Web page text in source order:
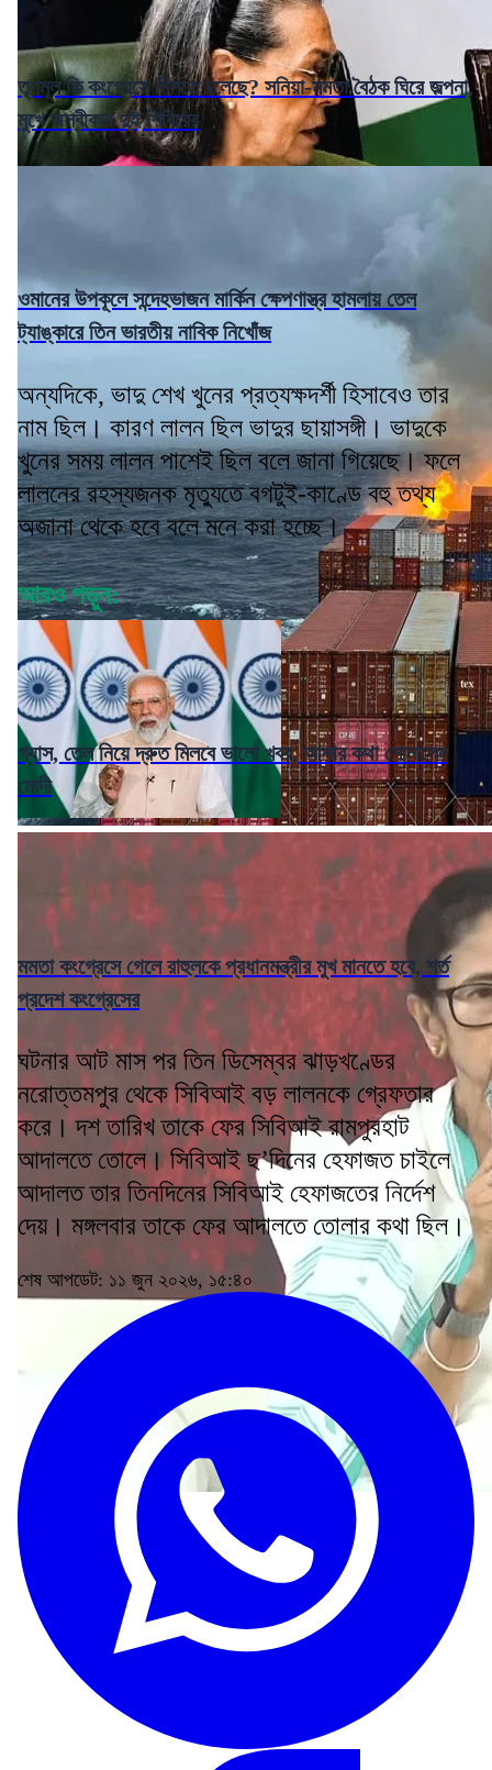
তৃণমূল কি কংগ্রেসে মিশতে চলেছে? সনিয়া-মমতা বৈঠক ঘিরে জল্পনা,
মুখে অস্বীকার দুই শিবিরের
ওমানের উপকূলে সন্দেহভাজন মার্কিন ক্ষেপণাস্ত্র হামলায় তেল
ট্যাঙ্কারে তিন ভারতীয় নাবিক নিখোঁজ
অন্যদিকে, ভাদু শেখ খুনের প্রত্যক্ষদর্শী হিসাবেও তার
নাম ছিল। কারণ লালন ছিল ভাদুর ছায়াসঙ্গী। ভাদুকে
খুনের সময় লালন পাশেই ছিল বলে জানা গিয়েছে। ফলে
লালনের রহস্যজনক মৃত্যুতে বগটুই-কাণ্ডে বহু তথ্য
অজানা থেকে হবে বলে মনে করা হচ্ছে।
আরও পড়ুন:
গ্যাস, তেল নিয়ে দ্রুত মিলবে ভালো খবর, আশার কথা শোনালেন
মোদী
মমতা কংগ্রেসে গেলে রাহুলকে প্রধানমন্ত্রীর মুখ মানতে হবে, শর্ত
প্রদেশ কংগ্রেসের
ঘটনার আট মাস পর তিন ডিসেম্বর ঝাড়খণ্ডের
নরোত্তমপুর থেকে সিবিআই বড় লালনকে গ্রেফতার
করে। দশ তারিখ তাকে ফের সিবিআই রামপুরহাট
আদালতে তোলে। সিবিআই ছ’দিনের হেফাজত চাইলে
আদালত তার তিনদিনের সিবিআই হেফাজতের নির্দেশ
দেয়। মঙ্গলবার তাকে ফের আদালতে তোলার কথা ছিল।
শেষ আপডেট: ১১ জুন ২০২৬, ১৫:৪০